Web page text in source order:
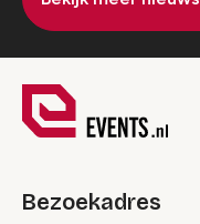
Bezoekadres